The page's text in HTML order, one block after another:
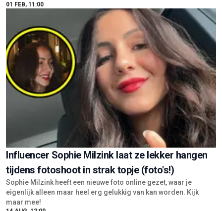
01 FEB, 11:00
Influencer Sophie Milzink laat ze lekker hangen
tijdens fotoshoot in strak topje (foto's!)
Sophie Milzink heeft een nieuwe foto online gezet, waar je
eigenlijk alleen maar heel erg gelukkig van kan worden. Kijk
maar mee!